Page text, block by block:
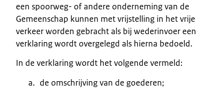
een spoorweg- of andere onderneming van de
Gemeenschap kunnen met vrijstelling in het vrije
verkeer worden gebracht als bij wederinvoer een
verklaring wordt overgelegd als hierna bedoeld.
In de verklaring wordt het volgende vermeld:
de omschrijving van de goederen;